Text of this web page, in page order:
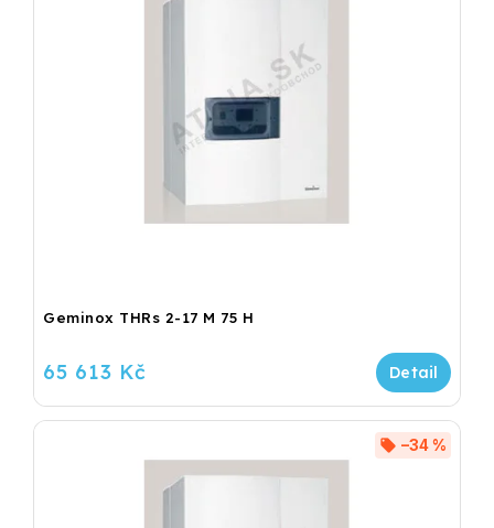
Geminox THRs 2-17 M 75 H
65 613 Kč
–34 %